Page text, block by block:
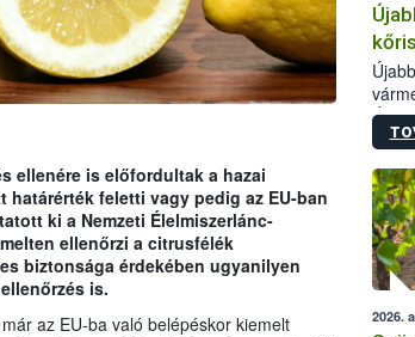
ellenére is előfordultak a hazai
feletti vagy pedig az EU-ban
ki a Nemzeti Élelmiszerlánc-
ellenőrzi a citrusfélék
biztonsága érdekében ugyanilyen
is.
az EU-ba való belépéskor kiemelt
2026.